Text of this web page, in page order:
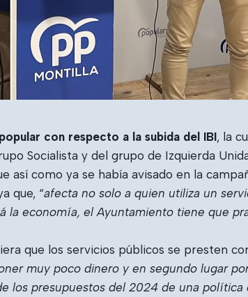
con respecto a la subida del IBI, la
Socialista y del grupo de Izquierda
así como ya se había avisado en la
que, “afecta no solo a quien utiliza un
la economía, el Ayuntamiento tiene que
que los servicios públicos se presten
muy poco dinero y en segundo lugar
los presupuestos del 2024 de una